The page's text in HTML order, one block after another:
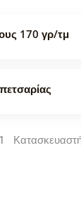
170 γρ/τμ